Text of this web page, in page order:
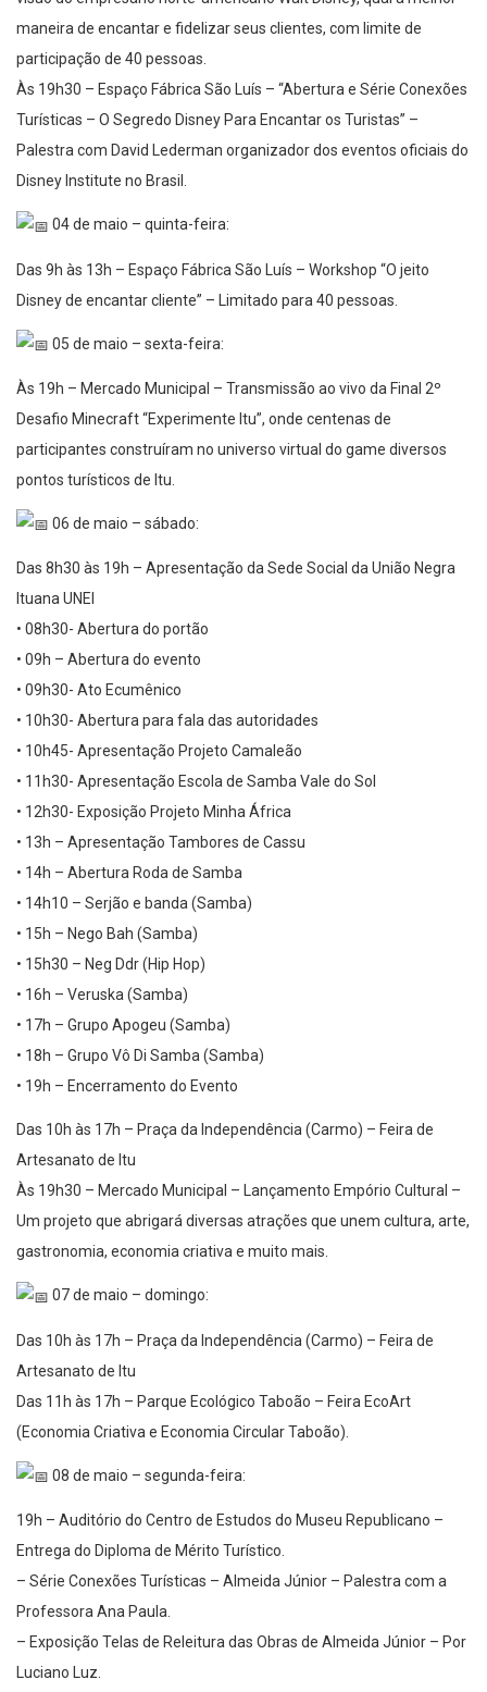
maneira de encantar e fidelizar seus clientes, com limite de
participação de 40 pessoas.
Às 19h30 – Espaço Fábrica São Luís – “Abertura e Série Conexões
Turísticas – O Segredo Disney Para Encantar os Turistas” –
Palestra com David Lederman organizador dos eventos oficiais do
Disney Institute no Brasil.
04 de maio – quinta-feira:
Das 9h às 13h – Espaço Fábrica São Luís – Workshop “O jeito
Disney de encantar cliente” – Limitado para 40 pessoas.
05 de maio – sexta-feira:
Às 19h – Mercado Municipal – Transmissão ao vivo da Final 2º
Desafio Minecraft “Experimente Itu”, onde centenas de
participantes construíram no universo virtual do game diversos
pontos turísticos de Itu.
06 de maio – sábado:
Das 8h30 às 19h – Apresentação da Sede Social da União Negra
Ituana UNEI
• 08h30- Abertura do portão
• 09h – Abertura do evento
• 09h30- Ato Ecumênico
• 10h30- Abertura para fala das autoridades
• 10h45- Apresentação Projeto Camaleão
• 11h30- Apresentação Escola de Samba Vale do Sol
• 12h30- Exposição Projeto Minha África
• 13h – Apresentação Tambores de Cassu
• 14h – Abertura Roda de Samba
• 14h10 – Serjão e banda (Samba)
• 15h – Nego Bah (Samba)
• 15h30 – Neg Ddr (Hip Hop)
• 16h – Veruska (Samba)
• 17h – Grupo Apogeu (Samba)
• 18h – Grupo Vô Di Samba (Samba)
• 19h – Encerramento do Evento
Das 10h às 17h – Praça da Independência (Carmo) – Feira de
Artesanato de Itu
Às 19h30 – Mercado Municipal – Lançamento Empório Cultural –
Um projeto que abrigará diversas atrações que unem cultura, arte,
gastronomia, economia criativa e muito mais.
07 de maio – domingo:
Das 10h às 17h – Praça da Independência (Carmo) – Feira de
Artesanato de Itu
Das 11h às 17h – Parque Ecológico Taboão – Feira EcoArt
(Economia Criativa e Economia Circular Taboão).
08 de maio – segunda-feira:
19h – Auditório do Centro de Estudos do Museu Republicano –
Entrega do Diploma de Mérito Turístico.
– Série Conexões Turísticas – Almeida Júnior – Palestra com a
Professora Ana Paula.
– Exposição Telas de Releitura das Obras de Almeida Júnior – Por
Luciano Luz.